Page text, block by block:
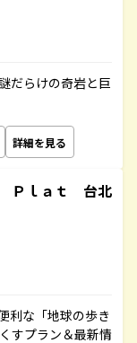
だらけの奇岩と巨
詳細を見る
Ｐｌａｔ 台北
利な「地球の歩き
すプラン＆最新情